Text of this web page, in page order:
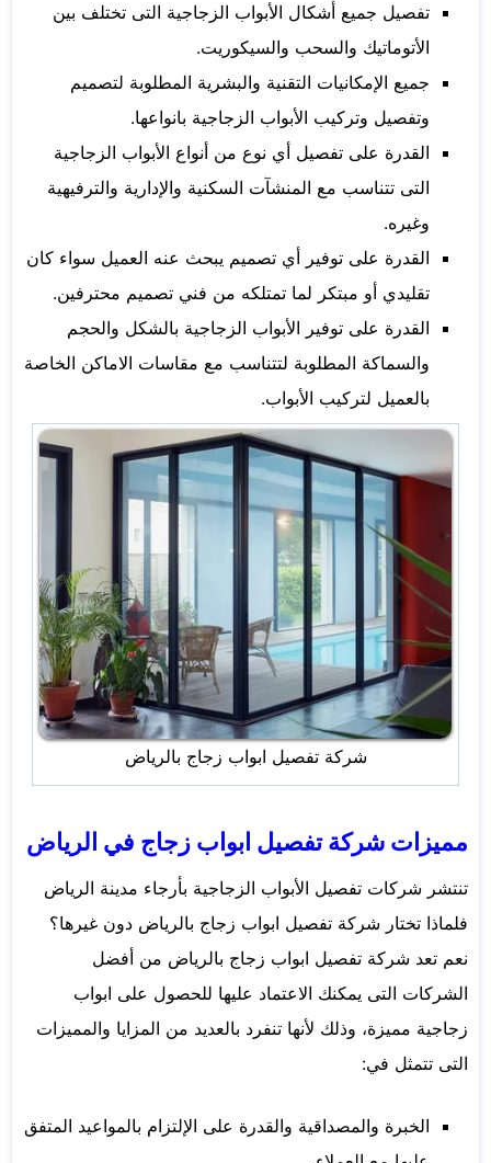
تفصيل جميع أشكال الأبواب الزجاجية التى تختلف بين
الأتوماتيك والسحب والسيكوريت.
جميع الإمكانيات التقنية والبشرية المطلوبة لتصميم
وتفصيل وتركيب الأبواب الزجاجية بانواعها.
القدرة على تفصيل أي نوع من أنواع الأبواب الزجاجية
التى تتناسب مع المنشآت السكنية والإدارية والترفيهية
وغيره.
القدرة على توفير أي تصميم يبحث عنه العميل سواء كان
تقليدي أو مبتكر لما تمتلكه من فني تصميم محترفين.
القدرة على توفير الأبواب الزجاجية بالشكل والحجم
والسماكة المطلوبة لتتناسب مع مقاسات الاماكن الخاصة
بالعميل لتركيب الأبواب.
شركة تفصيل ابواب زجاج بالرياض
مميزات شركة تفصيل ابواب زجاج في الرياض
تنتشر شركات تفصيل الأبواب الزجاجية بأرجاء مدينة الرياض
فلماذا تختار شركة تفصيل ابواب زجاج بالرياض دون غيرها؟
نعم تعد شركة تفصيل ابواب زجاج بالرياض من أفضل
الشركات التى يمكنك الاعتماد عليها للحصول على ابواب
زجاجية مميزة، وذلك لأنها تنفرد بالعديد من المزايا والمميزات
التى تتمثل في:
الخبرة والمصداقية والقدرة على الإلتزام بالمواعيد المتفق